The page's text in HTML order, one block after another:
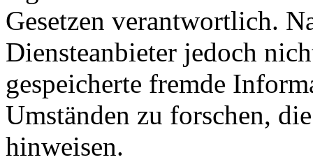
Gesetzen verantwortlich.
Diensteanbieter jedoch
gespeicherte fremde
Umständen zu forschen,
hinweisen.